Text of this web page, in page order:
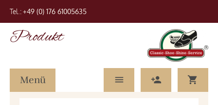
Tel.:+49 (0) 176 61005635
Produkt
Menü